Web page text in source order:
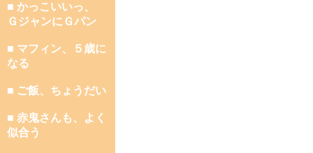
■ かっこいいっ、
ＧジャンにＧパン
■ マフィン、５歳に
なる
■ ご飯、ちょうだい
■ 赤鬼さんも、よく
似合う